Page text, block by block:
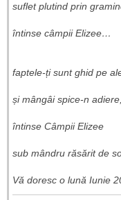
suflet plutind prin
întinse câmpii Elizee…
faptele-ți sunt ghid pe
și mângâi spice-n adiere,
întinse Câmpii Elizee
sub mândru răsărit de
Vă doresc o lună Iunie